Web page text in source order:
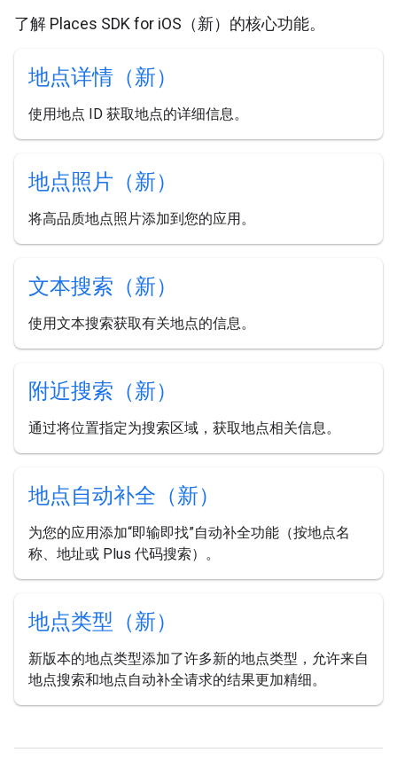
了解 Places SDK for iOS（新）的核心功能。
地点详情（新）
使用地点 ID 获取地点的详细信息。
地点照片（新）
将高品质地点照片添加到您的应用。
文本搜索（新）
使用文本搜索获取有关地点的信息。
附近搜索（新）
通过将位置指定为搜索区域，获取地点相关信息。
地点自动补全（新）
为您的应用添加“即输即找”自动补全功能（按地点名
称、地址或 Plus 代码搜索）。
地点类型（新）
新版本的地点类型添加了许多新的地点类型，允许来自
地点搜索和地点自动补全请求的结果更加精细。